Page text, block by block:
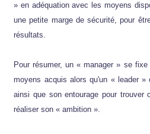
» en adéquation avec les moyens
une petite marge de sécurité, pour
résultats.
Pour résumer, un « manager » se
moyens acquis alors qu'un « leader
ainsi que son entourage pour trouver
réaliser son « ambition ».